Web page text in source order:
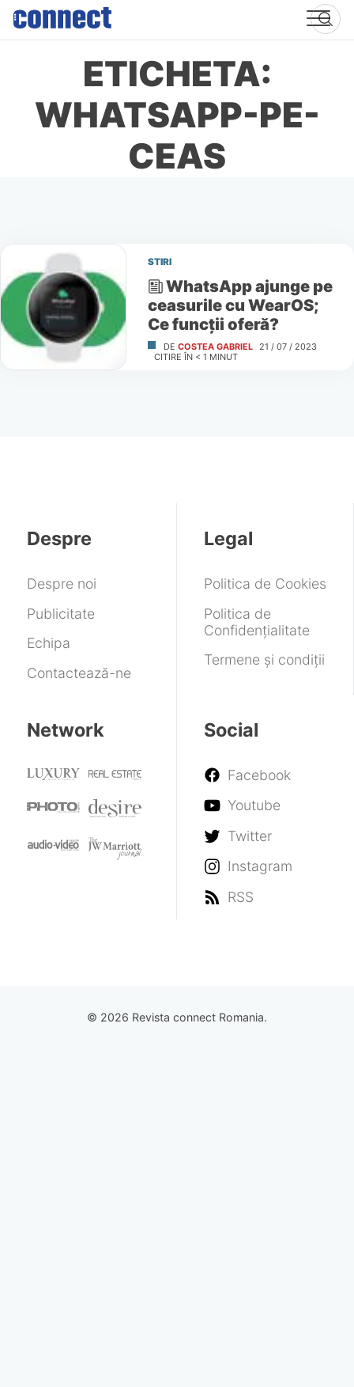
Skip
content
ETICHETA:
WHATSAPP-PE-
CEAS
STIRI
WhatsApp ajunge pe
ceasurile cu WearOS;
Ce funcţii oferă?
DE COSTEA GABRIEL 21 / 07 / 2023
CITIRE ÎN < 1 MINUT
Despre
Despre noi
Publicitate
Echipa
Contactează-ne
Legal
Politica de Cookies
Politica de
Confidențialitate
Termene și condiții
Network Social
Facebook
Youtube
Twitter
Instagram
RSS
© 2026 Revista connect Romania.